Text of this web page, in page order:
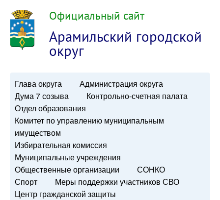
Официальный сайт
Арамильский городской
округ
Глава округа
Администрация округа
Дума 7 созыва
Контрольно-счетная палата
Отдел образования
Комитет по управлению муниципальным
имуществом
Избирательная комиссия
Муниципальные учреждения
Общественные организации
СОНКО
Спорт
Меры поддержки участников СВО
Центр гражданской защиты